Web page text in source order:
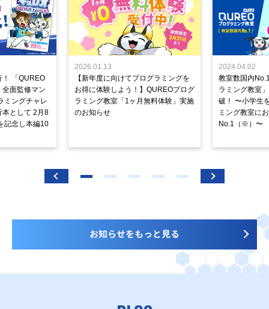
！ 「QUREO
面監修マン
ミングチャレ
本として 2月8
記念し本編10
2026.01.13
【新年度に向けてプログラミングを
お得に体験しよう！】QUREOプログ
ラミング教室「1ヶ月無料体験」実施
のお知らせ
2024.04.02
教室数国内
ラミング教室
破！ 〜小学生
ミング教室に
No.1（※）〜
お知らせをもっと見る